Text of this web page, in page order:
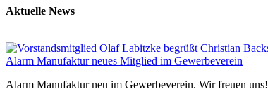
Aktuelle News
Alarm Manufaktur neues Mitglied im Gewerbeverein
Alarm Manufaktur neu im Gewerbeverein. Wir freuen uns!